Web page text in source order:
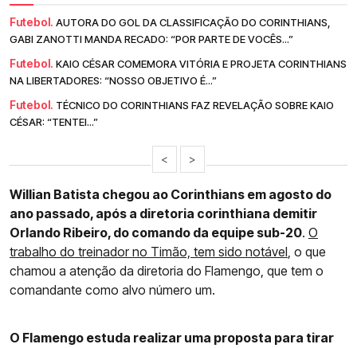
Futebol. AUTORA DO GOL DA CLASSIFICAÇÃO DO CORINTHIANS,
GABI ZANOTTI MANDA RECADO: “POR PARTE DE VOCÊS...”
Futebol. KAIO CÉSAR COMEMORA VITÓRIA E PROJETA CORINTHIANS
NA LIBERTADORES: “NOSSO OBJETIVO É...”
Futebol. TÉCNICO DO CORINTHIANS FAZ REVELAÇÃO SOBRE KAIO
CÉSAR: “TENTEI...”
< >
Willian Batista chegou ao Corinthians em agosto do
ano passado, após a diretoria corinthiana demitir
Orlando Ribeiro, do comando da equipe sub-20. O
trabalho do treinador no Timão, tem sido notável, o que
chamou a atenção da diretoria do Flamengo, que tem o
comandante como alvo número um.
O Flamengo estuda realizar uma proposta para tirar